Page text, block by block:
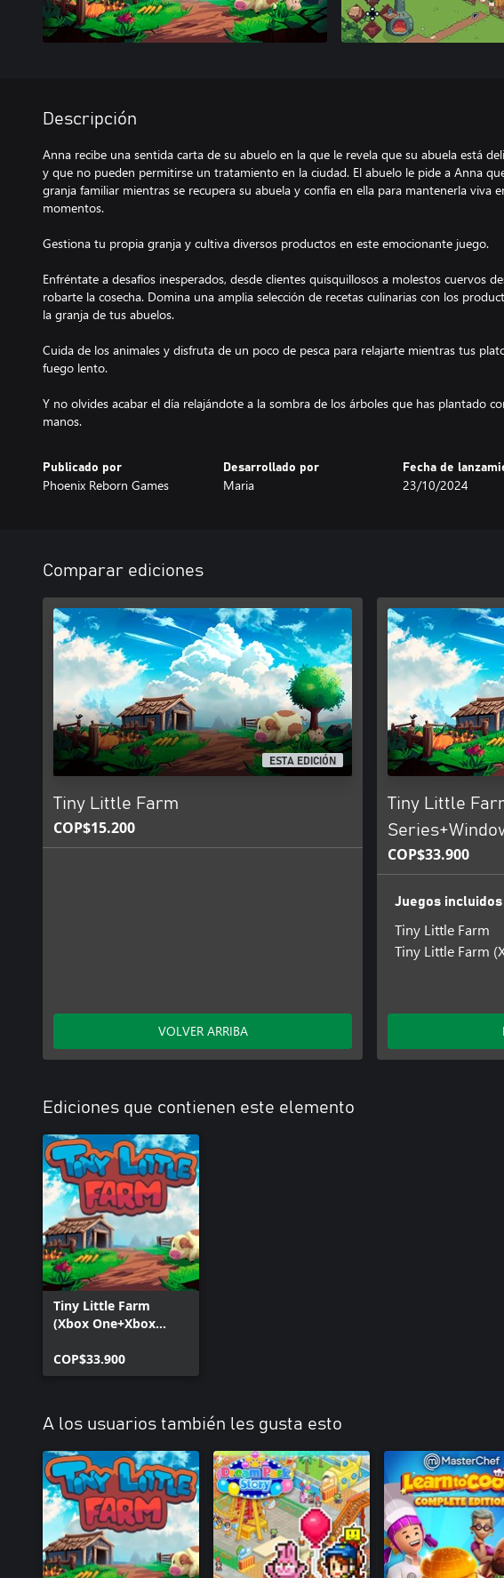
Descripción
Anna recibe una sentida carta de su abuelo en la que le revela que su abuela está
y que no pueden permitirse un tratamiento en la ciudad. El abuelo le pide a Anna
granja familiar mientras se recupera su abuela y confía en ella para mantenerla viva
momentos.
Gestiona tu propia granja y cultiva diversos productos en este emocionante juego.
Enfréntate a desafíos inesperados, desde clientes quisquillosos a molestos cuervos
robarte la cosecha. Domina una amplia selección de recetas culinarias con los
la granja de tus abuelos.
Cuida de los animales y disfruta de un poco de pesca para relajarte mientras tus
fuego lento.
Y no olvides acabar el día relajándote a la sombra de los árboles que has plantado
manos.
Publicado por
Phoenix Reborn Games
Desarrollado por
Maria
Fecha de
23/10/2024
Comparar ediciones
ESTA EDICIÓN
Tiny Little Farm
COP$15.200
VOLVER ARRIBA
Tiny Little
COP$33.900
Juegos incluidos
Tiny Little Farm
Tiny Little Farm
Ediciones que contienen este elemento
Tiny Little Farm
(Xbox One+Xbox
COP$33.900
A los usuarios también les gusta esto